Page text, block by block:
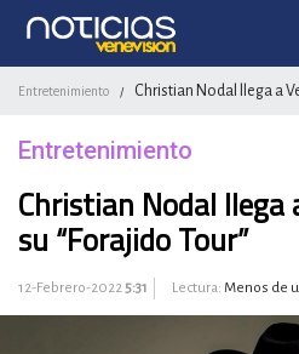
Entretenimiento / Christian Nodal llega a
Entretenimiento
Christian Nodal llega
su “Forajido Tour”
12-Febrero-20225:31 Lectura: Menos de